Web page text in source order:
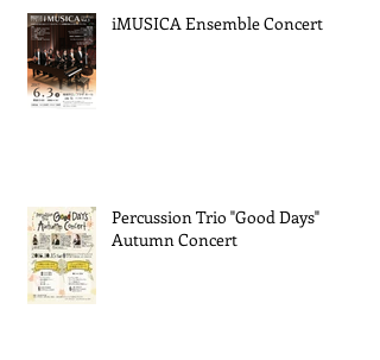
iMUSICA Ensemble Concert
Percussion Trio "Good Days"
Autumn Concert